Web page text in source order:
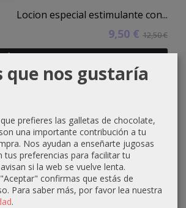
Locion especial estimulante con...
9,50 € 12,50 €
que nos gustaría
prefieres las galletas de chocolate,
una importante contribución a tu
Nos ayudan a enseñarte jugosas
tus preferencias para facilitar tu
si la web se vuelve lenta.
confirmas que estás de
Para saber más, por favor lea nuestra
.